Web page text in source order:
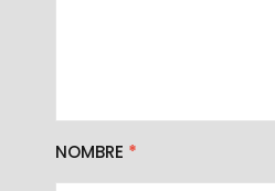
NOMBRE *